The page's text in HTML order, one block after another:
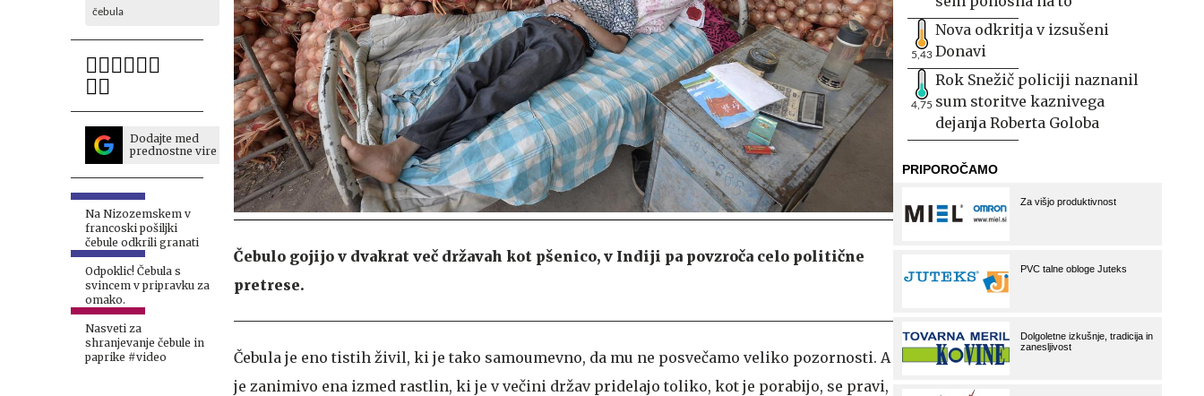
čebula
Dodajte med
prednostne vire
Na Nizozemskem v
francoski pošiljki
čebule odkrili granati
Odpoklic! Čebula s
svincem v pripravku za
omako.
Nasveti za
shranjevanje čebule in
paprike #video
Čebulo gojijo v dvakrat več državah kot pšenico, v Indiji pa povzroča celo politične
pretrese.
Čebula je eno tistih živil, ki je tako samoumevno, da mu ne posvečamo veliko pozornosti. A
je zanimivo ena izmed rastlin, ki je v večini držav pridelajo toliko, kot je porabijo, se pravi,
5,43
Nova odkritja v izsušeni
Donavi
4,75
Rok Snežič policiji naznanil
sum storitve kaznivega
dejanja Roberta Goloba